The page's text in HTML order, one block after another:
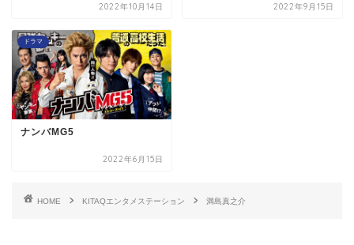
2022年10月14日 2022年9月15日
ドラマ
ナンバMG5
2022年6月15日
HOME KITAQエンタメステーション 満島真之介